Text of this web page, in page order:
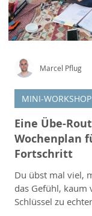
Eine Übe-
Wochenplan
Fortschritt
Du übst mal viel,
das Gefühl, kaum
Schlüssel zu
MINI-WORKSHOP
Marcel Pflug